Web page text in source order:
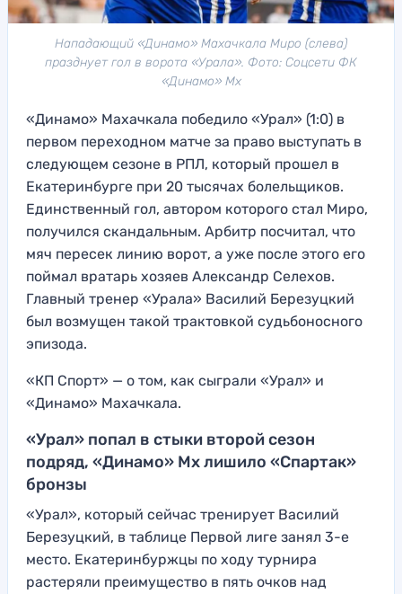
Нападающий «Динамо» Махачкала Миро (слева)
празднует гол в ворота «Урала». Фото: Соцсети ФК
«Динамо» Мх
«Динамо» Махачкала победило «Урал» (1:0) в
первом переходном матче за право выступать в
следующем сезоне в РПЛ, который прошел в
Екатеринбурге при 20 тысячах болельщиков.
Единственный гол, автором которого стал Миро,
получился скандальным. Арбитр посчитал, что
мяч пересек линию ворот, а уже после этого его
поймал вратарь хозяев Александр Селехов.
Главный тренер «Урала» Василий Березуцкий
был возмущен такой трактовкой судьбоносного
эпизода.
«КП Спорт» — о том, как сыграли «Урал» и
«Динамо» Махачкала.
«Урал» попал в стыки второй сезон
подряд, «Динамо» Мх лишило «Спартак»
бронзы
«Урал», который сейчас тренирует Василий
Березуцкий, в таблице Первой лиге занял 3-е
место. Екатеринбуржцы по ходу турнира
растеряли преимущество в пять очков над